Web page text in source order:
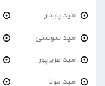
امید پایدار
امید سوسنی
امید عزیزپور
امید مولا